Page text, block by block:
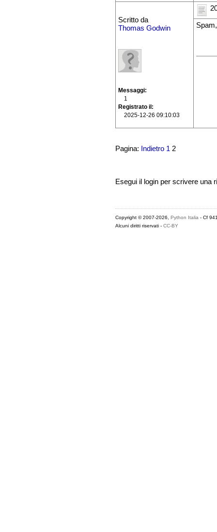
Scritto da
Thomas Godwin
Messaggi
1
Registrato il
2025-12-26 09:10:03
Pagina: Indietro 12
Esegui il login per scrivere una
Copyright © 2007-2026, Python Italia- Cf
Alcuni diritti riservati - CC-BY